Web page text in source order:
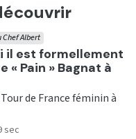
il est formellement
Pain » Bagnat à
Chef Albert
de France féminin à
sec